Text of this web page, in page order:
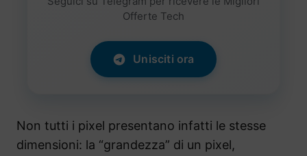
Offerte Tech
Unisciti ora
Non tutti i pixel presentano infatti le stesse
dimensioni: la “grandezza” di un pixel,